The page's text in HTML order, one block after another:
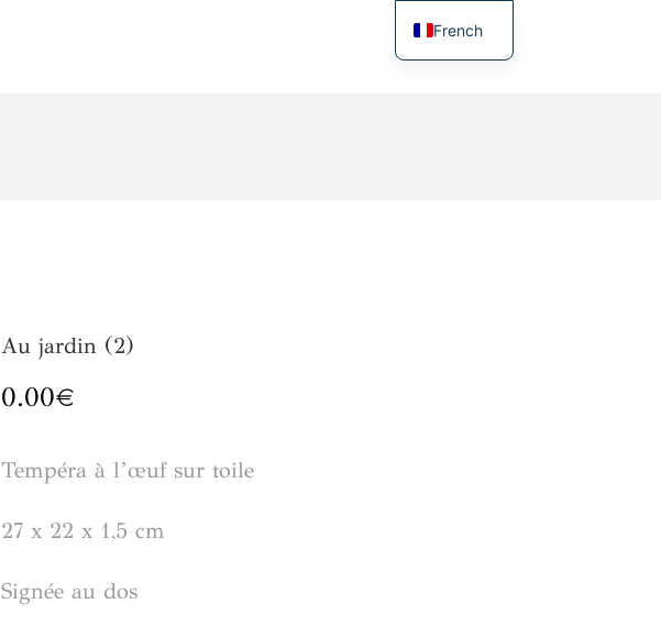
Au jardin (2)
0.00€
Tempéra à l’œuf sur toile
27 x 22 x 1,5 cm
Signée au dos
French
English